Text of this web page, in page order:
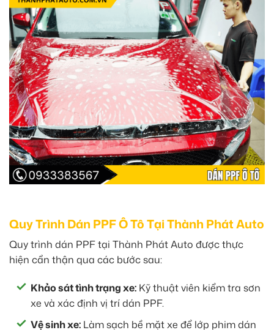
Quy Trình Dán PPF Ô Tô Tại Thành Phát Auto
Quy trình dán PPF tại Thành Phát Auto được thực
hiện cẩn thận qua các bước sau:
Khảo sát tình trạng xe: Kỹ thuật viên kiểm tra sơn
xe và xác định vị trí dán PPF.
Vệ sinh xe: Làm sạch bề mặt xe để lớp phim dán